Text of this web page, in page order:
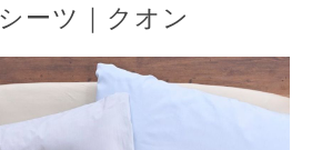
ーツ｜クオン